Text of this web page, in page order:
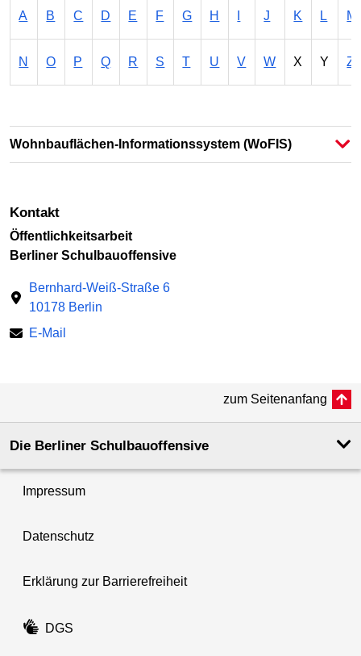
A B C D E F G H J K L M
N O P Q R S T U V W X Y Z
Wohnbauflächen-Informationssystem (WoFIS)
Kontakt
Öffentlichkeitsarbeit
Berliner Schulbauoffensive
Bernhard-Weiß-Straße 6
10178 Berlin
E-Mail
zum Seitenanfang
Die Berliner Schulbauoffensive
Impressum
Datenschutz
Erklärung zur Barrierefreiheit
DGS